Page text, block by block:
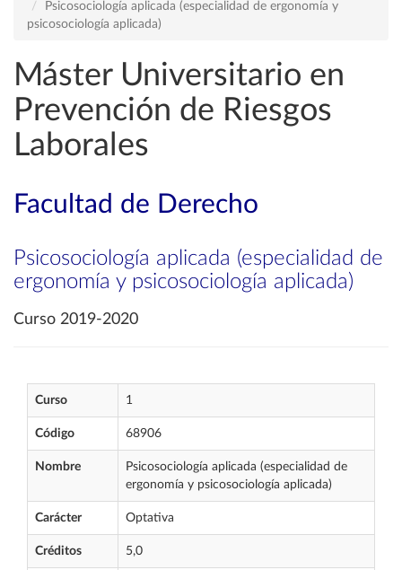
Psicosociología aplicada (especialidad de ergonomía y
psicosociología aplicada)
Máster Universitario en
Prevención de Riesgos
Laborales
Facultad de Derecho
Psicosociología aplicada (especialidad de
ergonomía y psicosociología aplicada)
Curso 2019-2020
Curso 1
Código 68906
Nombre
Psicosociología aplicada (especialidad de
ergonomía y psicosociología aplicada)
Carácter Optativa
Créditos 5,0